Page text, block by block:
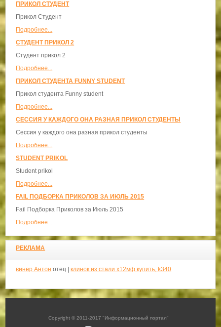
ПРИКОЛ СТУДЕНТ
Прикол Студент
Подробнее...
СТУДЕНТ ПРИКОЛ 2
Студент прикол 2
Подробнее...
ПРИКОЛ СТУДЕНТА FUNNY STUDENT
Прикол студента Funny student
Подробнее...
СЕССИЯ У КАЖДОГО ОНА РАЗНАЯ ПРИКОЛ СТУДЕНТЫ
Сессия у каждого она разная прикол студенты
Подробнее...
STUDENT PRIKOL
Student prikol
Подробнее...
FAIL ПОДБОРКА ПРИКОЛОВ ЗА ИЮЛЬ 2015
Fail Подборка Приколов за Июль 2015
Подробнее...
РЕКЛАМА
винер Антон отец |клинок из стали х12мф купить, k340
Copyright © 2011-2017 "Информационный портал"